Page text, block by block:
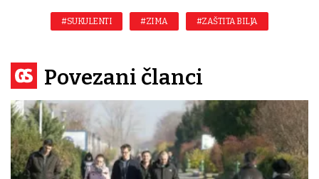
#SUKULENTI #ZIMA #ZAŠTITA BILJA
Povezani članci